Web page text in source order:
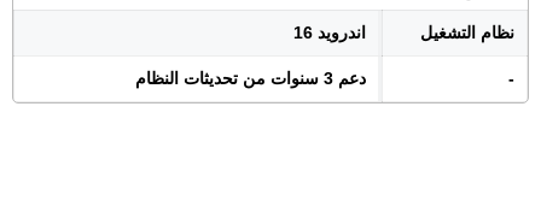
نظام التشغيل اندرويد 16
- دعم 3 سنوات من تحديثات النظام